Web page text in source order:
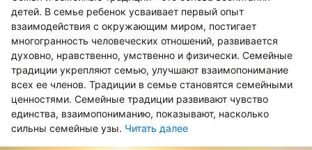
детей. В семье ребенок усваивает первый опыт
взаимодействия с окружающим миром, постигает
многогранность человеческих отношений, развивается
духовно, нравственно, умственно и физически. Семейные
традиции укрепляют семью, улучшают взаимопонимание
всех ее членов. Традиции в семье становятся семейными
ценностями. Семейные традиции развивают чувство
единства, взаимопониманию, показывают, насколько
сильны семейные узы. Читать далее